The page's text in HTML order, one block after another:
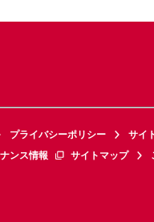
プライバシーポリシー
サイ
ンス情報 サイトマップ